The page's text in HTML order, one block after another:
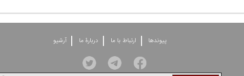
پيوندها ارتباط با ما دربارۀ ما آرشيو